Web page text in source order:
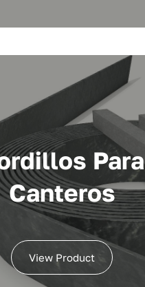
Para
Canteros
View Product